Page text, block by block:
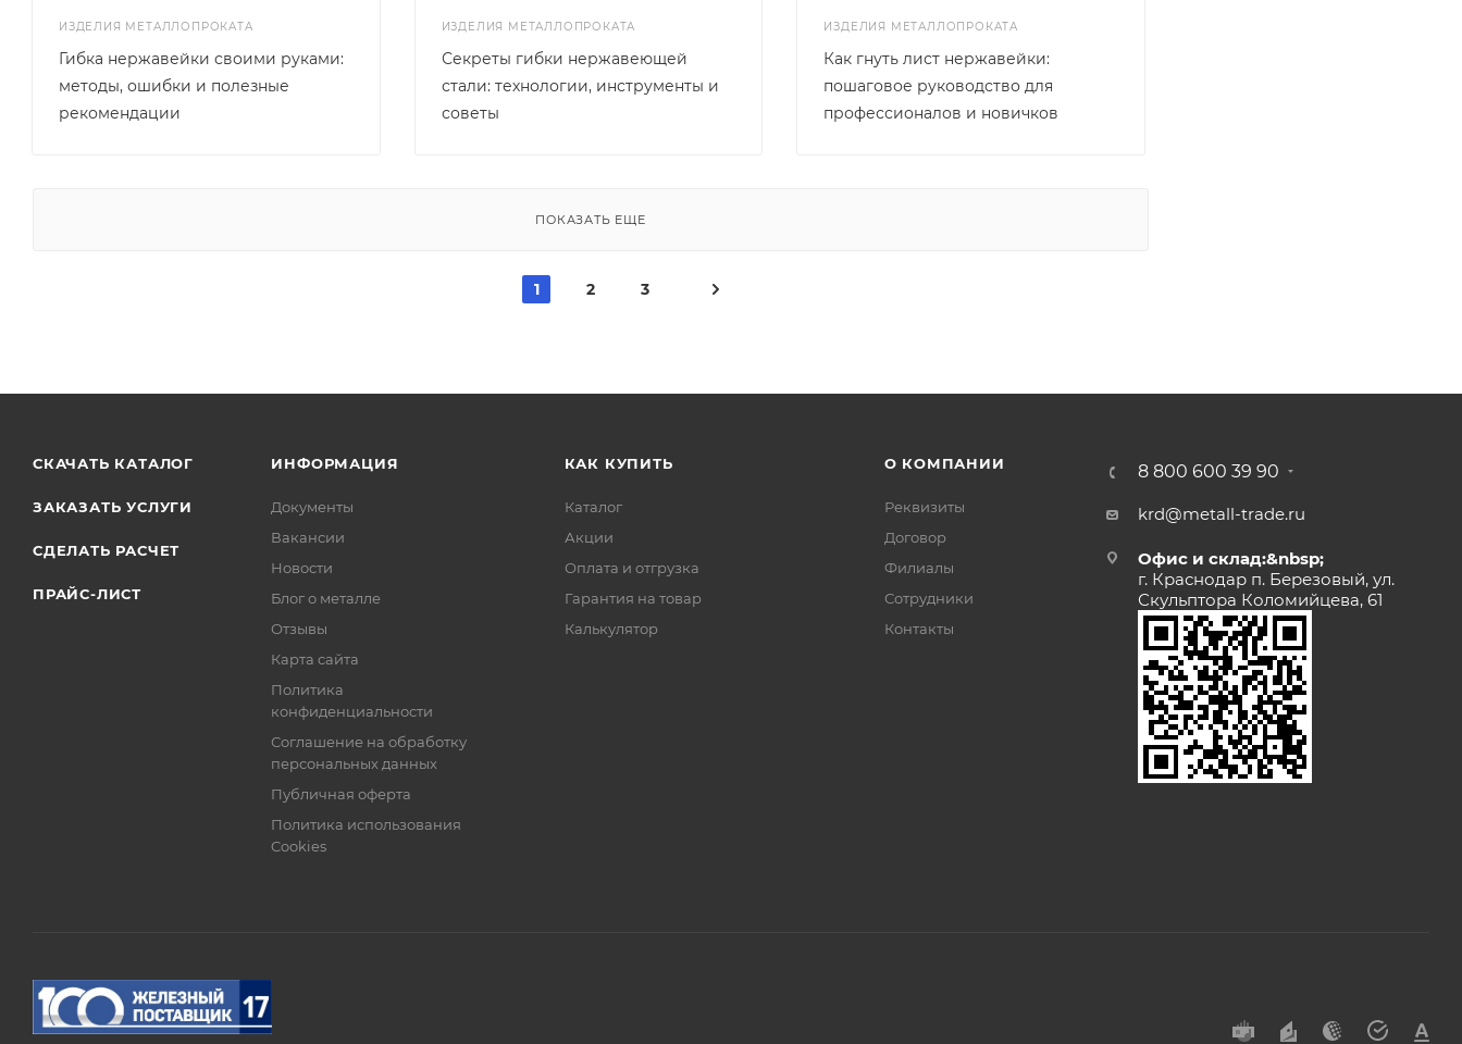
ИЗДЕЛИЯ МЕТАЛЛОПРОКАТА
Гибка нержавейки своими руками:
методы, ошибки и полезные
рекомендации
ИЗДЕЛИЯ МЕТАЛЛОПРОКАТА
Секреты гибки нержавеющей
стали: технологии, инструменты и
советы
ИЗДЕЛИЯ МЕТАЛЛОПРОКАТА
Как гнуть лист нержавейки:
пошаговое руководство для
профессионалов и новичков
ПОКАЗАТЬ ЕЩЕ
1 2 3
СКАЧАТЬ КАТАЛОГ
ЗАКАЗАТЬ УСЛУГИ
СДЕЛАТЬ РАСЧЕТ
ПРАЙС-ЛИСТ
ИНФОРМАЦИЯ
Документы
Вакансии
Новости
Блог о металле
Отзывы
Карта сайта
Политика
конфиденциальности
Соглашение на обработку
персональных данных
Публичная оферта
Политика использования
Cookies
КАК КУПИТЬ
Каталог
Акции
Оплата и отгрузка
Гарантия на товар
Калькулятор
О КОМПАНИИ
Реквизиты
Договор
Филиалы
Сотрудники
Контакты
8 800 600 39 90
krd@metall-trade.ru
Офис и склад:&nbsp;
г. Краснодар п. Березовый, ул.
Скульптора Коломийцева, 61